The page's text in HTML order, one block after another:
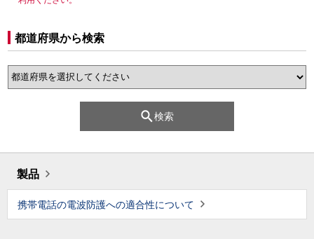
都道府県から検索
検索
製品
携帯電話の電波防護への適合性について